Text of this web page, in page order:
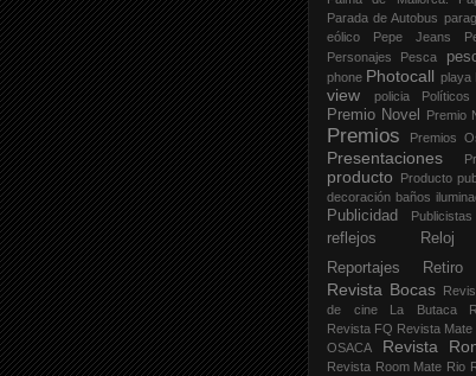
Parada de Autobus
eólico
Pepe Jeans
Personajes Pesca
phone Photocall playa
view
policia Políticos
Premio Novel Premio
Premios Premios
Presentaciones
producto
Producto
decoración baños
Publicidad Publicistas
reflejos Reloj
Reportajes Retiro
Revista Bocas
de cine La Butaca
Revista FQ Revista Mate
OSACA
Revista
Revista Room Mate Rio